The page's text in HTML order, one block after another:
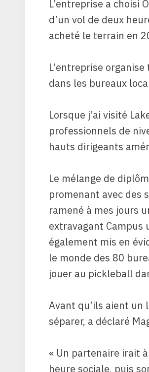
L’entreprise a choisi
d’un vol de deux
acheté le terrain en
L’entreprise
dans les bureaux
Lorsque j’ai visité
professionnels de
hauts dirigeants
Le mélange de
promenant avec des
ramené à mes jours
extravagant Campus
également mis en
le monde des 80
jouer au pickleball
Avant qu’ils aient un
séparer, a déclaré
« Un partenaire irait
heure sociale, puis